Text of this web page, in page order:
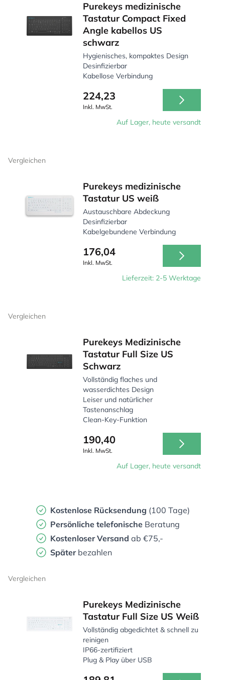
Purekeys medizinische
Tastatur Compact Fixed
Angle kabellos US
schwarz
Hygienisches, kompaktes Design
Desinfizierbar
Kabellose Verbindung
224,23
Inkl. MwSt.
Auf Lager, heute versandt
Vergleichen
Purekeys medizinische
Tastatur US weiß
Austauschbare Abdeckung
Desinfizierbar
Kabelgebundene Verbindung
176,04
Inkl. MwSt.
Lieferzeit: 2-5 Werktage
Vergleichen
Purekeys Medizinische
Tastatur Full Size US
Schwarz
Vollständig flaches und
wasserdichtes Design
Leiser und natürlicher
Tastenanschlag
Clean-Key-Funktion
190,40
Inkl. MwSt.
Auf Lager, heute versandt
Kostenlose Rücksendung (100 Tage)
Persönliche telefonische Beratung
Kostenloser Versand ab €75,-
Später bezahlen
Vergleichen
Purekeys Medizinische
Tastatur Full Size US Weiß
Vollständig abgedichtet & schnell zu
reinigen
IP66-zertifiziert
Plug & Play über USB